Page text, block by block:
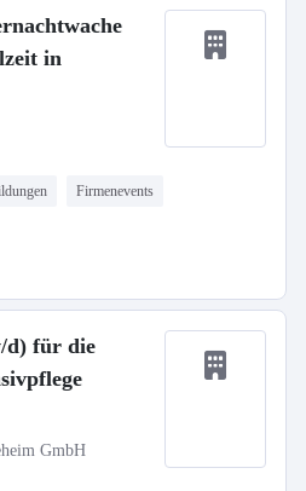
in
Firmenevents
d) für die
GmbH